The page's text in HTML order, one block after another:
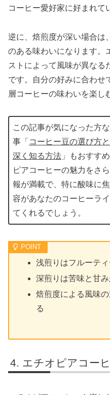
コーヒー愛好家に好まれて
逆に、焙煎度が深い場合は
のある味わいになります。
ストによって風味が異なる
です。自分の好みに合わせ
層コーヒーの味わいを楽し
この記事が気になった方
事「 コーヒー豆の選び方
深く知る方法 」もおすす
ピアコーヒーの魅力をさ
報が満載で、特に酸味に
容があなたのコーヒーラ
てくれるでしょう。
浅煎りはフルーテ
深煎りは苦味と甘
焙煎度による風味
る
エチオピアコー